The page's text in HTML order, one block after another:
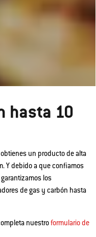
hasta 10
un producto de alta
Y debido a que confiamos
los
de gas y carbón hasta
nuestroformulario de